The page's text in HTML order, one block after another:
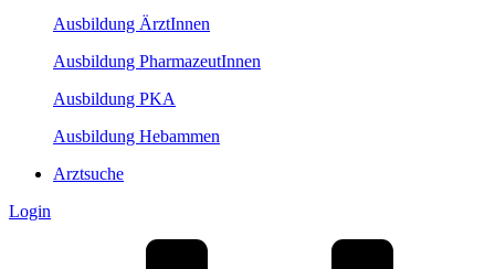
Ausbildung ÄrztInnen
Ausbildung PharmazeutInnen
Ausbildung PKA
Ausbildung Hebammen
Arztsuche
Login